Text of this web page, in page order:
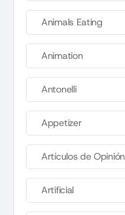
Animals Eating
Animation
Antonelli
Appetizer
Artículos de Opinión
Artificial